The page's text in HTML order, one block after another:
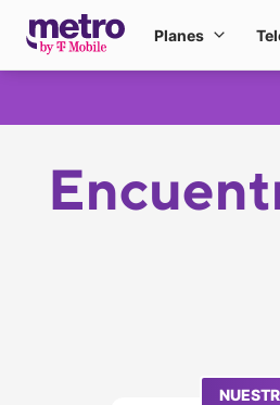
Ir al contenido principal
Planes Planes